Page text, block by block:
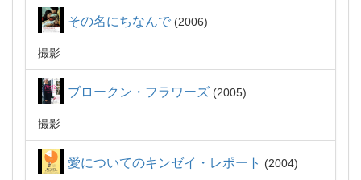
その名にちなんで 2006
撮影
ブロークン・フラワーズ 2005
撮影
愛についてのキンゼイ・レポート 2004